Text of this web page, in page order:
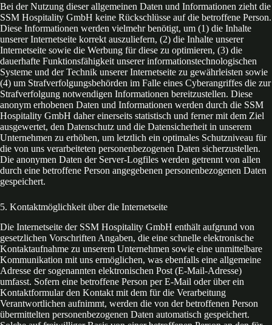
Bei der Nutzung dieser allgemeinen Daten und Informationen zieht die
SSM Hospitality GmbH keine Rückschlüsse auf die betroffene Person.
Diese Informationen werden vielmehr benötigt, um (1) die Inhalte
unserer Internetseite korrekt auszuliefern, (2) die Inhalte unserer
Internetseite sowie die Werbung für diese zu optimieren, (3) die
dauerhafte Funktionsfähigkeit unserer informationstechnologischen
Systeme und der Technik unserer Internetseite zu gewährleisten sowie
(4) um Strafverfolgungsbehörden im Falle eines Cyberangriffes die zur
Strafverfolgung notwendigen Informationen bereitzustellen. Diese
anonym erhobenen Daten und Informationen werden durch die SSM
Hospitality GmbH daher einerseits statistisch und ferner mit dem Ziel
ausgewertet, den Datenschutz und die Datensicherheit in unserem
Unternehmen zu erhöhen, um letztlich ein optimales Schutzniveau für
die von uns verarbeiteten personenbezogenen Daten sicherzustellen.
Die anonymen Daten der Server-Logfiles werden getrennt von allen
durch eine betroffene Person angegebenen personenbezogenen Daten
gespeichert.
5. Kontaktmöglichkeit über die Internetseite
Die Internetseite der SSM Hospitality GmbH enthält aufgrund von
gesetzlichen Vorschriften Angaben, die eine schnelle elektronische
Kontaktaufnahme zu unserem Unternehmen sowie eine unmittelbare
Kommunikation mit uns ermöglichen, was ebenfalls eine allgemeine
Adresse der sogenannten elektronischen Post (E-Mail-Adresse)
umfasst. Sofern eine betroffene Person per E-Mail oder über ein
Kontaktformular den Kontakt mit dem für die Verarbeitung
Verantwortlichen aufnimmt, werden die von der betroffenen Person
übermittelten personenbezogenen Daten automatisch gespeichert.